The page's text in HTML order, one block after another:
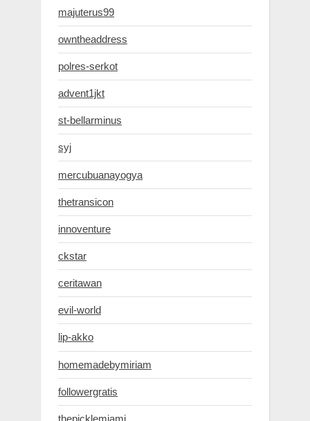
majuterus99
owntheaddress
polres-serkot
advent1jkt
st-bellarminus
syj
mercubuanayogya
thetransicon
innoventure
ckstar
ceritawan
evil-world
lip-akko
homemadebymiriam
followergratis
thepicklemiami